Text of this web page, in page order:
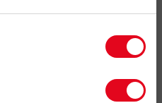
utrzymuje skarpetę na miejscu